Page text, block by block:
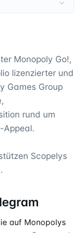
Monopoly Go!,
lizenzierter und
Games Group
rund um
Appeal.
Scopelys
auf Monopolys